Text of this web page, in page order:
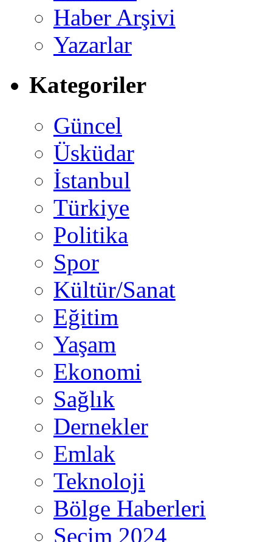
Haber Arşivi
Yazarlar
Kategoriler
Güncel
Üsküdar
İstanbul
Türkiye
Politika
Spor
Kültür/Sanat
Eğitim
Yaşam
Ekonomi
Sağlık
Dernekler
Emlak
Teknoloji
Bölge Haberleri
Seçim 2024